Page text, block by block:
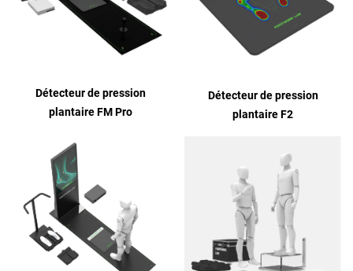
Détecteur de pression
plantaire FM Pro
Détecteur de pression
plantaire F2